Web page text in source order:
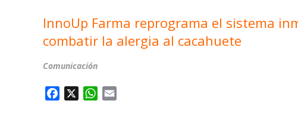
InnoUp Farma reprograma el sistema
combatir la alergia al cacahuete
Comunicación
W